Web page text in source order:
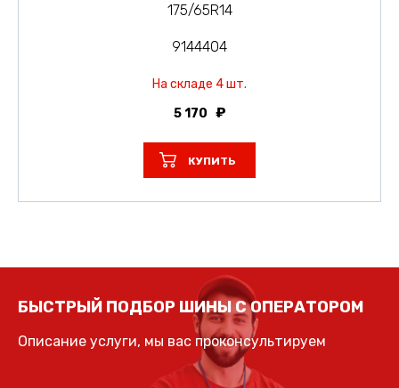
175/65R14
9144404
На складе 4 шт.
5 170
КУПИТЬ
БЫСТРЫЙ ПОДБОР ШИНЫ С ОПЕРАТОРОМ
Описание услуги, мы вас проконсультируем